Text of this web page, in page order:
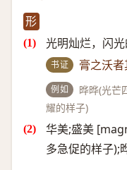
形
光明灿烂，闪
书证 膏之沃
例如
晔晔(光芒
耀的样子)
华美;盛美
多急促的样子);